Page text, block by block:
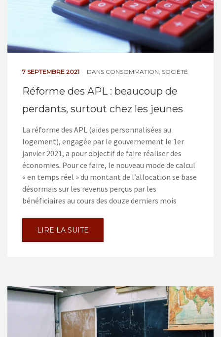
7 SEPTEMBRE 2021 DANS CONSOMMATION, SOCIÉTÉ
Réforme des APL : beaucoup de
perdants, surtout chez les jeunes
La réforme des APL (aides personnalisées au
logement), engagée par le gouvernement le 1er
janvier 2021, a pour objectif de faire réaliser des
économies. Pour ce faire, le nouveau mode de calcul
« en temps réel » du montant de l’allocation se base
désormais sur les revenus perçus par les
bénéficiaires au cours des douze derniers mois
LIRE LA SUITE